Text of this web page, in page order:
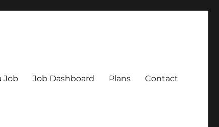
Job Job Dashboard Plans Contact